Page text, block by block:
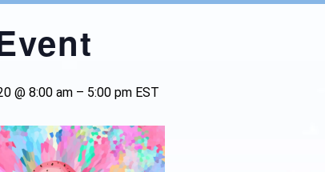
@ 8:00 am – 5:00 pm EST